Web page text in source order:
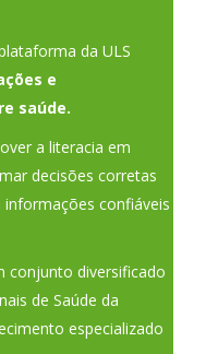
da ULS
e
saúde.
a literacia em
decisões corretas
informações confiáveis
conjunto diversificado
de Saúde da
especializado